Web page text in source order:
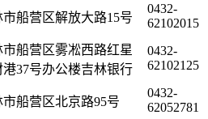
市船营区解放大路15号
0432-
62102015
市船营区雾凇西路红星
港37号办公楼吉林银行
0432-
62102125
市船营区北京路95号
0432-
62052781